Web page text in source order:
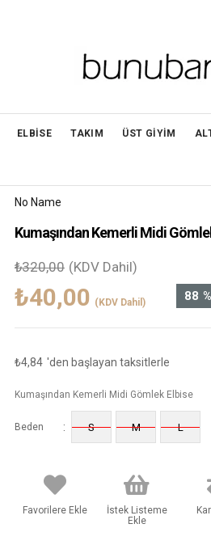
ELBİSE TAKIM ÜST GİYİM
No Name
Kumaşından Kemerli Midi
%
88
₺320,00 (KDV Dahil)
₺40,00 (KDV Dahil)
₺4,84 'den başlayan taksitlerle
Kumaşından Kemerli Midi Gömlek Elbise
Beden : S M L
Favorilere Ekle
İstek Listeme
Ekle